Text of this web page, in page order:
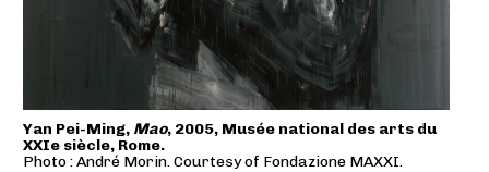
Yan Pei-Ming, Mao, 2005, Musée national des arts du
XXIe siècle, Rome.
Photo : André Morin. Courtesy of Fondazione MAXXI.